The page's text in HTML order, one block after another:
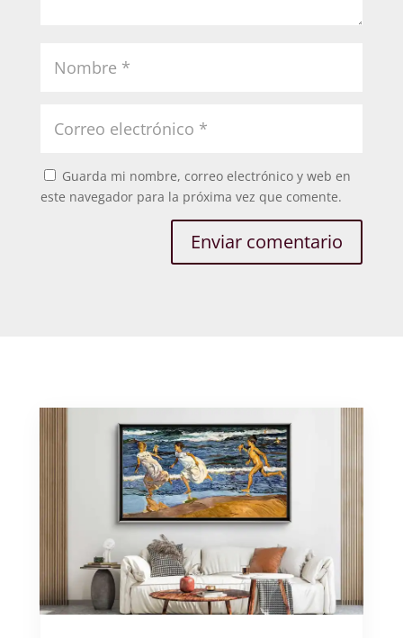
Guarda mi nombre, correo electrónico y web en
este navegador para la próxima vez que comente.
Enviar comentario